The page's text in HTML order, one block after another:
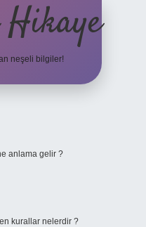
neşeli bilgiler!
anlama gelir ?
kurallar nelerdir ?